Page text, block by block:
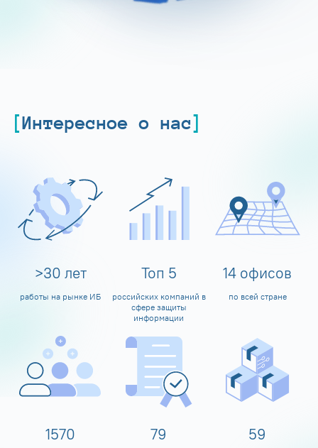
Интересное о нас
>30 лет
работы на рынке ИБ
Топ 5
российских компаний в
сфере защиты
информации
14 офисов
по всей стране
1600 80 60